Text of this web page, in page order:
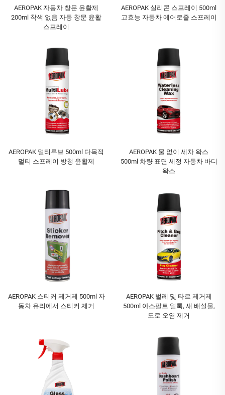
AEROPAK 자동차 창문 윤활제
200ml 착색 없음 자동 창문 윤활
스프레이
AEROPAK 실리콘 스프레이 500ml
고효능 자동차 에어로졸 스프레이
AEROPAK 멀티루브 500ml 다목적
멀티 스프레이 방청 윤활제
AEROPAK 물 없이 세차 왁스
500ml 차량 표면 세정 자동차 바디
왁스
AEROPAK 스티커 제거제 500ml 자
동차 유리에서 스티커 제거
AEROPAK 벌레 및 타르 제거제
500ml 아스팔트 얼룩, 새 배설물,
도로 오염 제거